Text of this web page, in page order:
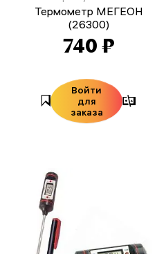
Термометр МЕГЕОН
(26300)
740 ₽
Войти
для
заказа